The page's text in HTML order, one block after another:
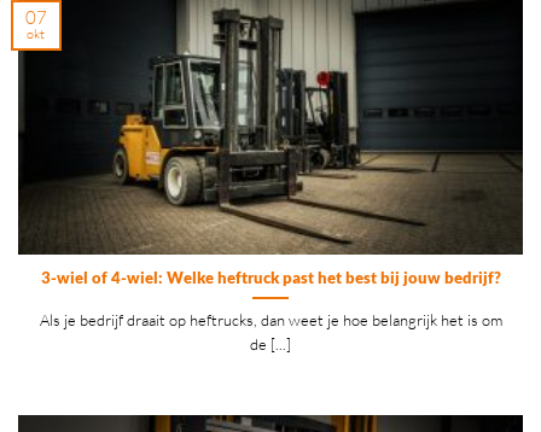
3-wiel of 4-wiel: Welke heftruck past het best bij jouw bedrijf?
Als je bedrijf draait op heftrucks, dan weet je hoe belangrijk het is om
de [...]
07
okt